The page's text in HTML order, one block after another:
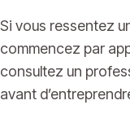
Si vous ressentez
commencez par
consultez un
avant